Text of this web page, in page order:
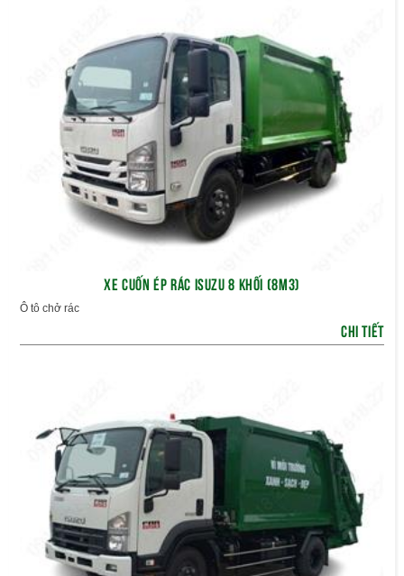
XE CUỐN ÉP RÁC ISUZU 8 KHỐI (8M3)
Ô tô chở rác
CHI TIẾT